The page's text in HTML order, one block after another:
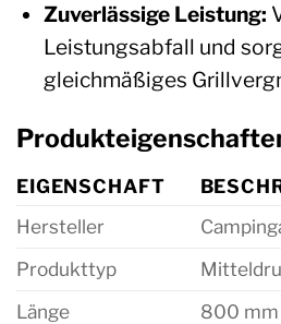
Zuverlässige Leistung:
Leistungsabfall und
gleichmäßiges
EIGENSCHAFT
Hersteller
Produkttyp
Länge
800 mm